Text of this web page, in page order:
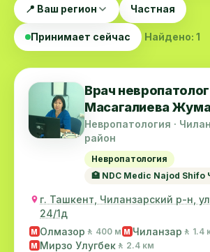
📍 Ваш регион Частная
Принимает сейчас Найдено: 1
Врач
Масагалиева
Невропатология ·
район
Невропатология
🏥 NDC Medic Najod Shifo
г. Ташкент, Чиланзарский р-н,
24/1д
M Олмазор 🚶 400 м M Чиланзар 🚶 1.4
M Мирзо Улугбек 🚶 2.4 км